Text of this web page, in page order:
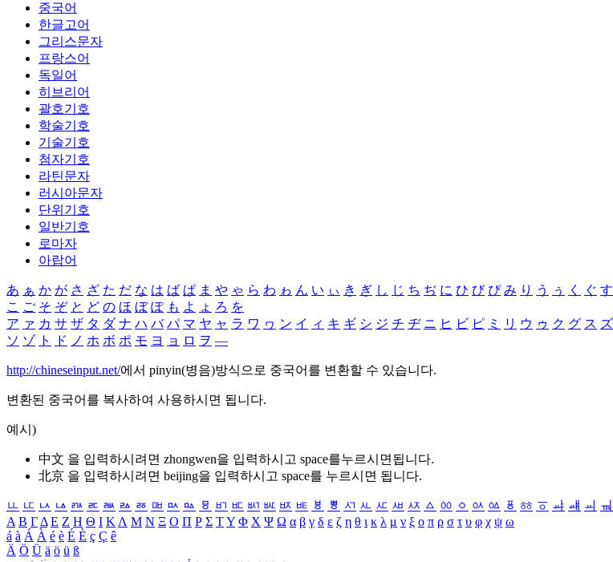
중국어
한글고어
그리스문자
프랑스어
독일어
히브리어
괄호기호
학술기호
기술기호
첨자기호
라틴문자
러시아문자
단위기호
일반기호
로마자
아랍어
あ ぁ か が さ ざ た だ な は ば ぱ ま や ゃ ら わ ゎ ん い ぃ き ぎ し じ ち ぢ に ひ び ぴ み り う ぅ く ぐ す
こ ご そ ぞ と ど の ほ ぼ ぽ も よ ょ ろ を
ア ァ カ サ ザ タ ダ ナ ハ バ パ マ ヤ ャ ラ ワ ヮ ン イ ィ キ ギ シ ジ チ ヂ ニ ヒ ビ ピ ミ リ ウ ゥ ク グ ス ズ
ソ ゾ ト ド ノ ホ ボ ポ モ ヨ ョ ロ ヲ ―
http://chineseinput.net/에서 pinyin(병음)방식으로 중국어를 변환할 수 있습니다.
변환된 중국어를 복사하여 사용하시면 됩니다.
예시)
中文 을 입력하시려면 zhongwen을 입력하시고 space를누르시면됩니다.
北京 을 입력하시려면 beijing을 입력하시고 space를 누르시면 됩니다.
ㅥ ㅦ ㅧ ㅨ ㅩ ㅪ ㅫ ㅬ ㅭ ㅮ ㅯ ㅰ ㅱ ㅲ ㅳ ㅴ ㅵ ㅶ ㅷ ㅸ ㅹ ㅺ ㅻ ㅼ ㅽ ㅾ ㅿ ㆀ ㆁ ㆂ ㆃ ㆄ ㆅ ㆆ ㆇ ㆈ ㆉ ㆊ
Α Β ΓΔ Ε Ζ Η Θ Ι ΚΛ Μ Ν Ξ Ο Π Ρ Σ ΤΥ Φ Χ Ψ Ω α β γ δ ε ζ η θ ι κ λ μ ν ξ ο π ρ σ τ υ φ χ ψ ω
á à Á À é è É È ç Ç ê
Ä Ö Ü ä ö ü ß